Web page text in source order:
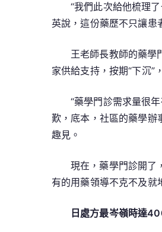
“我們此次給他梳理
英說，這份藥歷不只讓患
王老師長教師的藥學
家供給支持，按期“下沉”
“藥學門診需求量很
歎，底本，社區的藥學辦
趣見。
現在，藥學門診開了
有的用藥領導不克不及就
日處方最岑嶺時達